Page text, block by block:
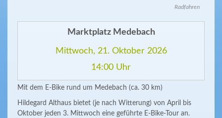
Radfahren
Marktplatz Medebach
Mittwoch, 21. Oktober 2026
14:00 Uhr
Mit dem E-Bike rund um Medebach (ca. 30 km)
Hildegard Althaus bietet (je nach Witterung) von April bis
Oktober jeden 3. Mittwoch eine geführte E-Bike-Tour an.